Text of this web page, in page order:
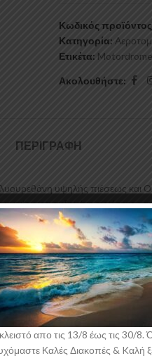
Κωδικός
Κατηγορία:
Ετικέτα: Motordrome
Ακολουθήστε:
ΠΕΡΙΓΡΑΦΉ
υψηλής πιέσεως και
για αυξημένη ποιότητα
για το Honda Civic Mk8 Sedan
απο τις 13/8 έως τις 30/8.
Καλές Διακοπές & Kαλή